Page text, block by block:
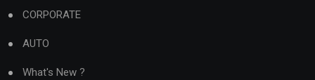
CORPORATE
AUTO
What's New ?